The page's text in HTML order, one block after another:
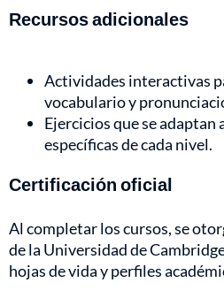
Recursos adicionales
Actividades interactivas
vocabulario y
Ejercicios que se adaptan
específicas de cada nivel.
Certificación oficial
Al completar los cursos, se
de la Universidad de
hojas de vida y perfiles